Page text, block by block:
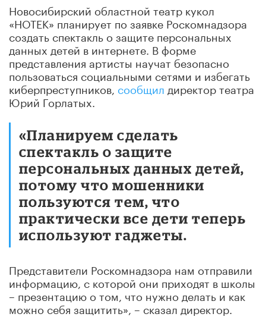
Новосибирский областной театр кукол
«НОТЕК» планирует по заявке Роскомнадзора
создать спектакль о защите персональных
данных детей в интернете. В форме
представления артисты научат безопасно
пользоваться социальными сетями и избегать
киберпреступников, сообщил директор театра
Юрий Горлатых.
«Планируем сделать
спектакль о защите
персональных данных детей,
потому что мошенники
пользуются тем, что
практически все дети теперь
используют гаджеты.
Представители Роскомнадзора нам отправили
информацию, с которой они приходят в школы
– презентацию о том, что нужно делать и как
можно себя защитить», – сказал директор.